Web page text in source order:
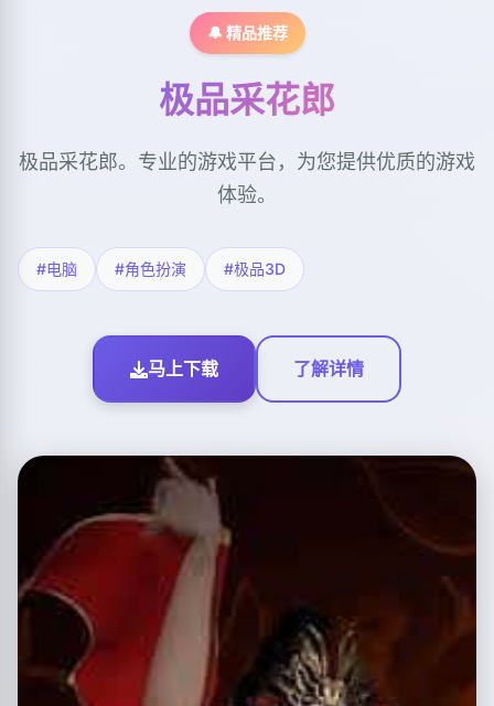
🔔 精品推荐
极品采花郎
极品采花郎。专业的游戏平台，为您提供优质的游戏
体验。
#电脑 #角色扮演 #极品3D
马上下载 了解详情